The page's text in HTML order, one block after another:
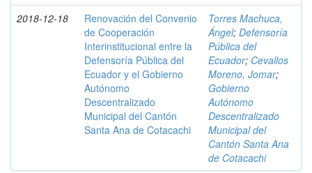
2018-12-18
Renovación del Convenio
de Cooperación
Interinstitucional entre la
Defensoría Pública del
Ecuador y el Gobierno
Autónomo
Descentralizado
Municipal del Cantón
Santa Ana de Cotacachi
Torres Machuca,
Ángel; Defensoría
Pública del
Ecuador; Cevallos
Moreno, Jomar;
Gobierno
Autónomo
Descentralizado
Municipal del
Cantón Santa Ana
de Cotacachi